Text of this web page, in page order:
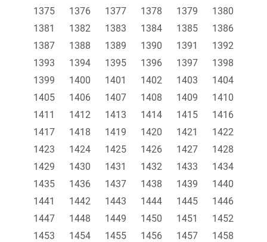
1375
1376 1377 1378 1379
1380
1381
1382 1383 1384 1385
1386
1387
1388 1389 1390 1391
1392
1393
1394 1395 1396 1397
1398
1399
1400 1401 1402 1403
1404
1405
1406 1407 1408 1409
1410
1411
1412 1413 1414 1415
1416
1417
1418 1419 1420 1421
1422
1423
1424 1425 1426 1427
1428
1429
1430 1431 1432 1433
1434
1435
1436 1437 1438 1439
1440
1441
1442 1443 1444 1445
1446
1447
1448 1449 1450 1451
1452
1453
1454 1455 1456 1457
1458